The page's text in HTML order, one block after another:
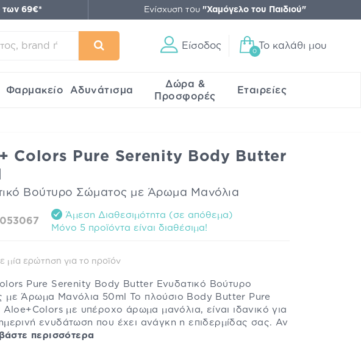
των 69€* Ενίσχυση του "Χαμόγελο του Παιδιού"
Είσοδος
0
Το καλάθι μου
Φαρμακείο Αδυνάτισμα
Δώρα &
Προσφορές
Εταιρείες
Colors Pure Serenity Body Butter
Βούτυρο Σώματος με Άρωμα Μανόλια
053067
Άμεση Διαθεσιμότητα (σε απόθεμα)
Mόνο 5 προϊόντα είναι διαθέσιμα!
μία ερώτηση για το προϊόν
Pure Serenity Body Butter Ενυδατικό Βούτυρο
με Άρωμα Μανόλια 50ml Το πλούσιο Body Butter Pure
με υπέροχο άρωμα μανόλια, είναι ιδανικό για
ενυδάτωση που έχει ανάγκη η επιδερμίδας σας. Αν
περισσότερα